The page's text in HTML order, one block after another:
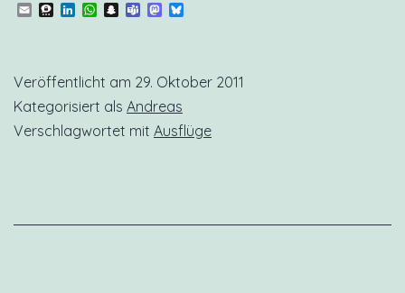
EmailThreema
LinkedIn
WhatsApp
Snapchat
TeamsMastodon
Veröffentlicht am 29. Oktober 2011
Kategorisiert als Andreas
Verschlagwortet mit Ausflüge